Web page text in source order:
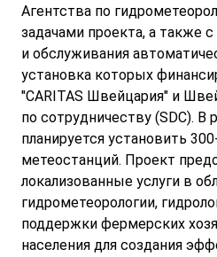
Агентства по
задачами проекта, а также
и обслуживания
установка которых
"CARITAS Швейцария" и
по сотрудничеству (SDC). В
планируется установить
метеостанций. Проект
локализованные услуги в
гидрометеорологии,
поддержки фермерских
населения для создания